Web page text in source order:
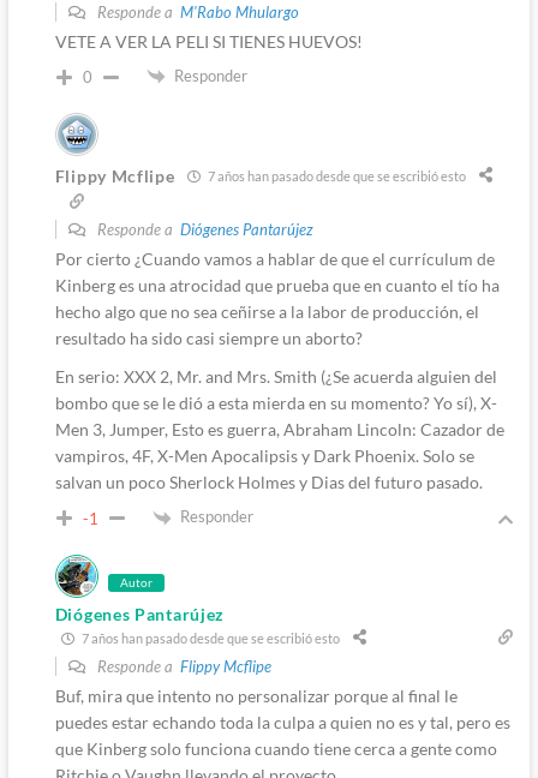
Responde a M'Rabo Mhulargo
VETE A VER LA PELI SI TIENES HUEVOS!
0 Responder
Flippy Mcflipe 7 años han pasado desde que se escribió esto
Responde a Diógenes Pantarújez
Por cierto ¿Cuando vamos a hablar de que el currículum de
Kinberg es una atrocidad que prueba que en cuanto el tío ha
hecho algo que no sea ceñirse a la labor de producción, el
resultado ha sido casi siempre un aborto?
En serio: XXX 2, Mr. and Mrs. Smith (¿Se acuerda alguien del
bombo que se le dió a esta mierda en su momento? Yo sí), X-
Men 3, Jumper, Esto es guerra, Abraham Lincoln: Cazador de
vampiros, 4F, X-Men Apocalipsis y Dark Phoenix. Solo se
salvan un poco Sherlock Holmes y Dias del futuro pasado.
-1 Responder
Autor
Diógenes Pantarújez
7 años han pasado desde que se escribió esto
Responde a Flippy Mcflipe
Buf, mira que intento no personalizar porque al final le
puedes estar echando toda la culpa a quien no es y tal, pero es
que Kinberg solo funciona cuando tiene cerca a gente como